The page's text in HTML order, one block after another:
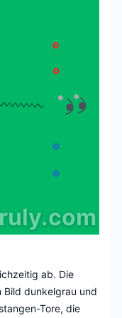
ab. Die
Bild dunkelgrau und
Tore, die